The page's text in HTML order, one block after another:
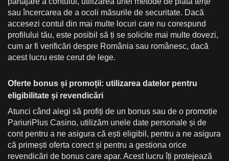
sau încercarea de a ocoli măsurile de securitate. Dacă
accesezi contul din mai multe locuri care nu corespund
profilului tău, este posibil să ți se solicite mai multe dovezi,
cum ar fi verificări despre România sau românesc, dacă
acest lucru este cerut de lege.
Oferte bonus și promoții: utilizarea datelor pentru
eligibilitate și revendicări
Atunci când alegi să profiți de un bonus sau de o promoție
PariuriPlus Casino, utilizăm unele date personale și de
cont pentru a ne asigura că ești eligibil, pentru a ne asigura
că primești oferta corect și pentru a gestiona orice
revendicări de bonus care apar. Acest lucru îți protejează